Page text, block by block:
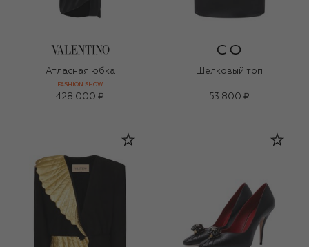
Атласная юбка
FASHION SHOW
428 000 ₽
Шелковый топ
53 800 ₽